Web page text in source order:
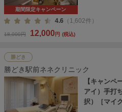
期間限定キャンペーン
4.6 （1,602件）
18,000円 12,000円 (税込)
勝どき
勝どき駅前ネネクリニック
【キャンペ
アイ）手打
択）［マイ